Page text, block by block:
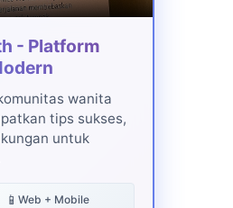
- Platform
wanita
tips sukses,
untuk
📱 Web + Mobile